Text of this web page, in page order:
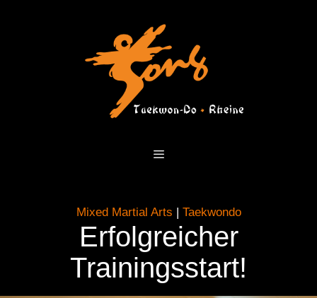
Mixed Martial Arts | Taekwondo
Erfolgreicher
Trainingsstart!